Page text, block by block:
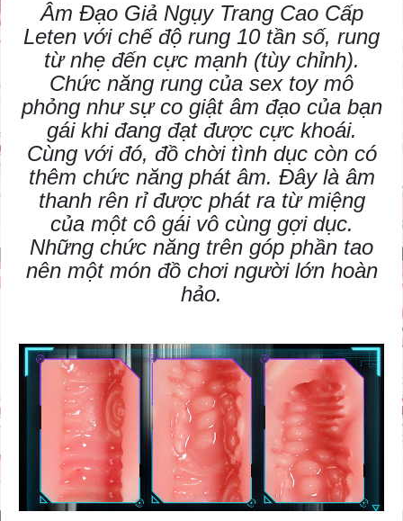
Âm Đạo Giả Ngụy TrangCao Cấp
Leten với chế độ rung 10 tần số, rung
từ nhẹ đến cực mạnh (tùy chỉnh).
Chức năng rung của sex toymô
phỏng như sự co giật âm đạo của bạn
gái khi đang đạt được cực khoái.
Cùng với đó, đồ chời tình dụccòn có
thêm chức năng phát âm. Đây là âm
thanh rên rỉ được phát ra từ miệng
của một cô gái vô cùng gợi dục.
Những chức năng trên góp phần tao
nên một món đồ chơi người lớn hoàn
hảo.